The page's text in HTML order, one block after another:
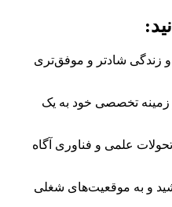
و زندگی شادتر و موفق‌تری
تخصصی خود به یک
علمی و فناوری آگاه
و به موقعیت‌های شغلی